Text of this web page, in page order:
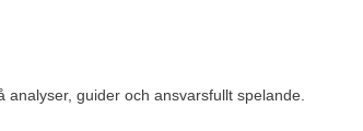
guider och ansvarsfullt spelande.